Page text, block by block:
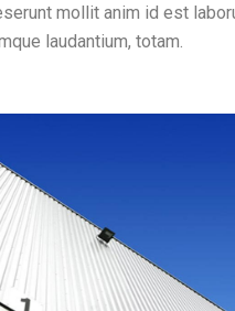
mollit anim id est
laudantium, totam.